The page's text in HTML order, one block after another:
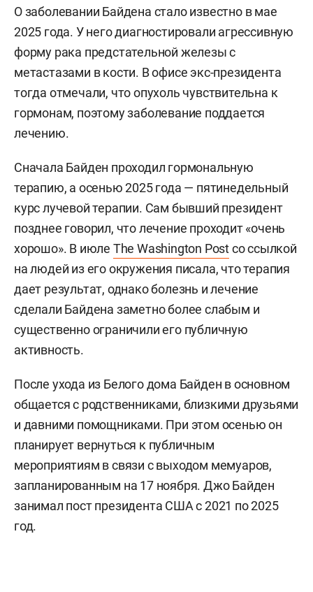
О заболевании Байдена стало известно в мае
2025 года. У него диагностировали агрессивную
форму рака предстательной железы с
метастазами в кости. В офисе экс-президента
тогда отмечали, что опухоль чувствительна к
гормонам, поэтому заболевание поддается
лечению.
Сначала Байден проходил гормональную
терапию, а осенью 2025 года — пятинедельный
курс лучевой терапии. Сам бывший президент
позднее говорил, что лечение проходит «очень
хорошо». В июле The Washington Postсо ссылкой
на людей из его окружения писала, что терапия
дает результат, однако болезнь и лечение
сделали Байдена заметно более слабым и
существенно ограничили его публичную
активность.
После ухода из Белого дома Байден в основном
общается с родственниками, близкими друзьями
и давними помощниками. При этом осенью он
планирует вернуться к публичным
мероприятиям в связи с выходом мемуаров,
запланированным на 17 ноября. Джо Байден
занимал пост президента США с 2021 по 2025
год.